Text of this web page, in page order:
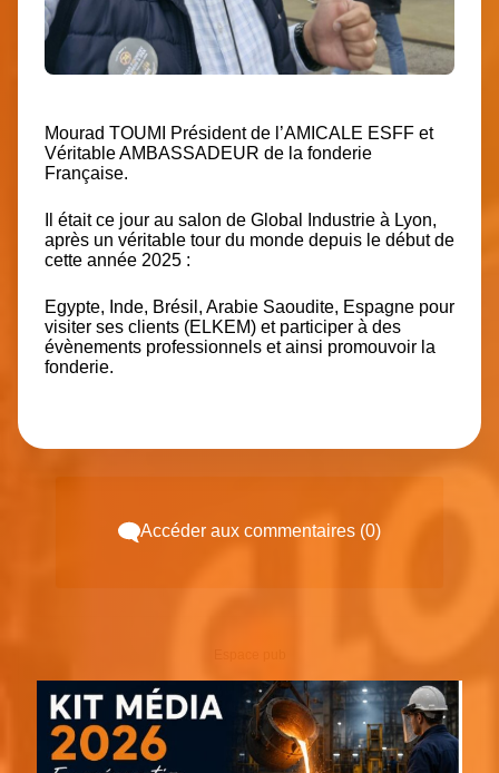
Mourad TOUMI Présidentde l’AMICALE ESFF et
VéritableAMBASSADEUR de la fonderie
Française.
Il était ce jour au salon de Global Industrie à Lyon,
après un véritable tour du monde depuis le début de
cette année 2025 :
Egypte, Inde, Brésil, Arabie Saoudite, Espagne pour
visiter ses clients (ELKEM) et participer à des
évènements professionnels et ainsi promouvoir la
fonderie.
Accéder aux commentaires (0)